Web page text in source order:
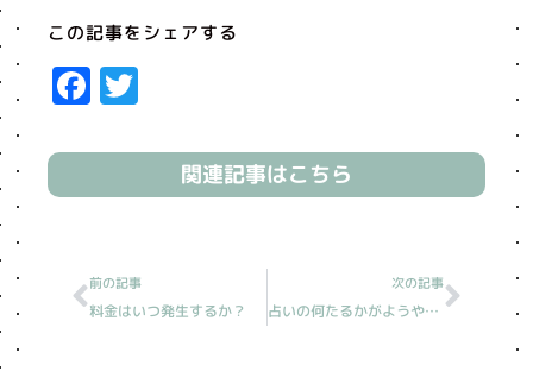
この記事をシェアする
Facebook
関連記事はこちら
前の記事
料金はいつ発生するか？
次の記事
占いの何たるかがようやくわかった（遅すぎ？
Next